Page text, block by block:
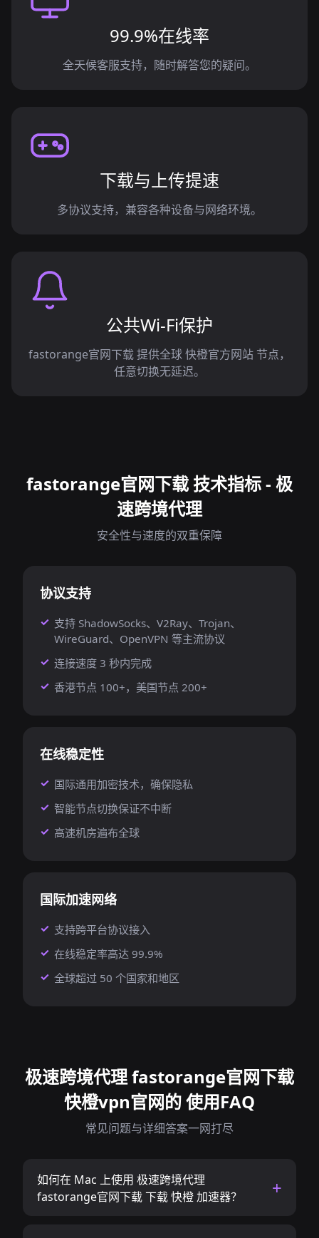
99.9%在线率
全天候客服支持，随时解答您的疑问。
下载与上传提速
多协议支持，兼容各种设备与网络环境。
公共Wi-Fi保护
fastorange官网下载 提供全球 快橙官方网站 节点，
任意切换无延迟。
fastorange官网下载 技术指标 - 极
速跨境代理
安全性与速度的双重保障
协议支持
支持 ShadowSocks、V2Ray、Trojan、
WireGuard、OpenVPN 等主流协议
连接速度 3 秒内完成
香港节点 100+，美国节点 200+
在线稳定性
国际通用加密技术，确保隐私
智能节点切换保证不中断
高速机房遍布全球
国际加速网络
支持跨平台协议接入
在线稳定率高达 99.9%
全球超过 50 个国家和地区
极速跨境代理 fastorange官网下载
快橙vpn官网的 使用FAQ
常见问题与详细答案一网打尽
如何在 Mac 上使用 极速跨境代理
fastorange官网下载 下载 快橙 加速器？